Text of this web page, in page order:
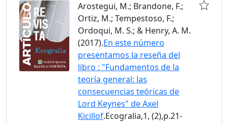
Arostegui, M.; Brandone, F.;
Ortiz, M.; Tempestoso, F.;
Ordoqui, M. S.; & Henry, A. M.
(2017).En este número
presentamos la reseña del
libro : "Fundamentos de la
teoría general: las
consecuencias teóricas de
Lord Keynes" de Axel
Kicillof.Ecogralia,1, (2),p.21-